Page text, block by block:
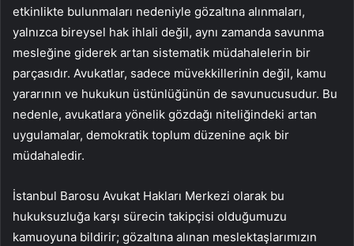
etkinlikte bulunmaları nedeniyle gözaltına alınmaları,
yalnızca bireysel hak ihlali değil, aynı zamanda savunma
mesleğine giderek artan sistematik müdahalelerin bir
parçasıdır. Avukatlar, sadece müvekkillerinin değil, kamu
yararının ve hukukun üstünlüğünün de savunucusudur. Bu
nedenle, avukatlara yönelik gözdağı niteliğindeki artan
uygulamalar, demokratik toplum düzenine açık bir
müdahaledir.
İstanbul Barosu Avukat Hakları Merkezi olarak bu
hukuksuzluğa karşı sürecin takipçisi olduğumuzu
kamuoyuna bildirir; gözaltına alınan meslektaşlarımızın